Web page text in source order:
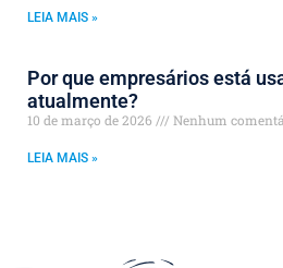
LEIA MAIS »
Por que empresários está
atualmente?
10 de março de 2026 Nenhum
LEIA MAIS »